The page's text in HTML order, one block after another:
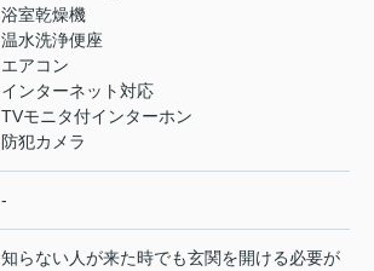
浴室乾燥機
温水洗浄便座
エアコン
インターネット対応
TVモニタ付インターホン
防犯カメラ
-
知らない人が来た時でも玄関を開ける必要が